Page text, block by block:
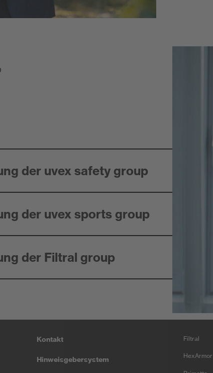
der uvex safety group
der uvex sports group
der Filtral group
Kontakt
Hinweisgebersystem
Filtral
HexArmor